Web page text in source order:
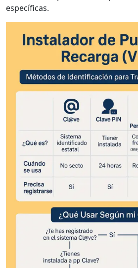
específicas.